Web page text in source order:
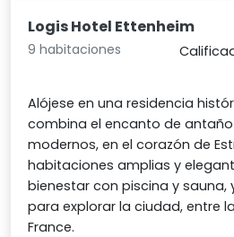
Logis Hotel Ettenheim
9 habitaciones
Alójese en una residencia
combina el encanto de
modernos, en el corazón de
habitaciones amplias y
bienestar con piscina y sauna,
para explorar la ciudad, entre
France.